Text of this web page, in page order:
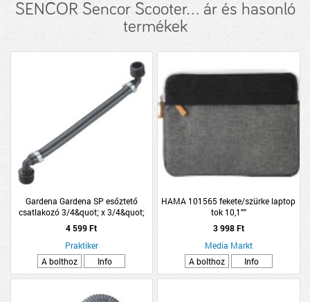
SENCOR Sencor Scooter... ár és hasonló
termékek
Gardena Gardena SP esőztető
csatlakozó 3/4&quot; x 3/4&quot;
4 599 Ft
Praktiker
A bolthoz
Info
HAMA 101565 fekete/szürke laptop
tok 10,1""
3 998 Ft
Media Markt
A bolthoz
Info